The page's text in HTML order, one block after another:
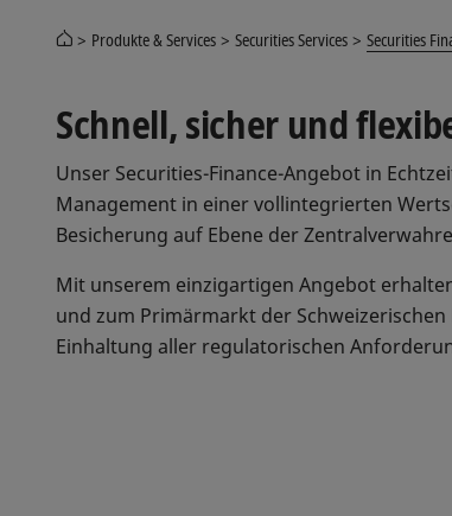
Produkte & Services Securities Services Securities
Schnell, sicher und
Unser Securities-Finance-Angebot in
Management in einer vollintegrierten
Besicherung auf Ebene der
Mit unserem einzigartigen Angebot
und zum Primärmarkt der
Einhaltung aller regulatorischen